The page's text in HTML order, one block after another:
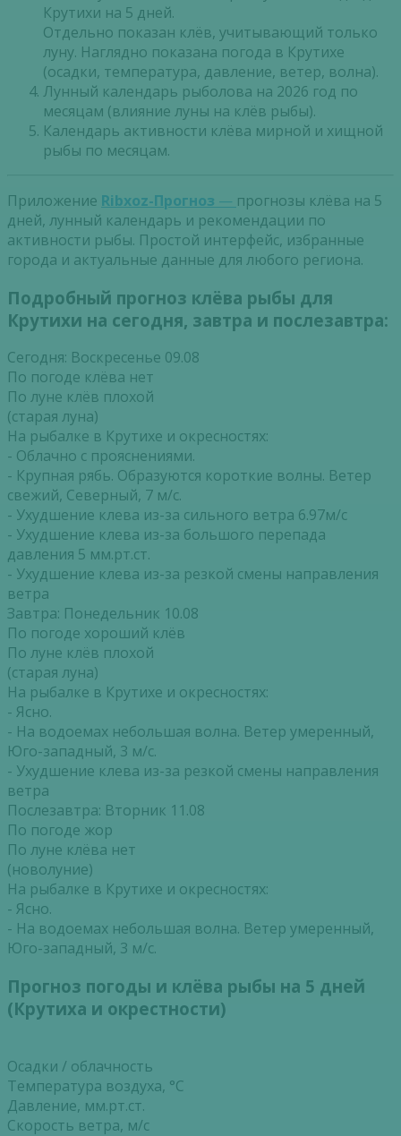
Крутихи на 5 дней.
Отдельно показан клёв, учитывающий только
луну. Наглядно показана погода в Крутихе
(осадки, температура, давление, ветер, волна).
Лунный календарь рыболова на 2026 год по
месяцам (влияние луны на клёв рыбы).
Календарь активности клёва мирной и хищной
рыбы по месяцам.
Приложение Ribxoz-Прогноз — прогнозы клёва на 5
дней, лунный календарь и рекомендации по
активности рыбы. Простой интерфейс, избранные
города и актуальные данные для любого региона.
Подробный прогноз клёва рыбы для
Крутихи на сегодня, завтра и послезавтра:
Сегодня: Воскресенье 09.08
По погоде клёва нет
По луне клёв плохой
(старая луна)
На рыбалке в Крутихе и окресностях:
- Облачно с прояснениями.
- Крупная рябь. Образуются короткие волны. Ветер
свежий, Северный, 7 м/с.
- Ухудшение клева из-за сильного ветра 6.97м/с
- Ухудшение клева из-за большого перепада
давления 5 мм.рт.ст.
- Ухудшение клева из-за резкой смены направления
ветра
Завтра: Понедельник 10.08
По погоде хороший клёв
По луне клёв плохой
(старая луна)
На рыбалке в Крутихе и окресностях:
- Ясно.
- На водоемах небольшая волна. Ветер умеренный,
Юго-западный, 3 м/с.
- Ухудшение клева из-за резкой смены направления
ветра
Послезавтра: Вторник 11.08
По погоде жор
По луне клёва нет
(новолуние)
На рыбалке в Крутихе и окресностях:
- Ясно.
- На водоемах небольшая волна. Ветер умеренный,
Юго-западный, 3 м/с.
Прогноз погоды и клёва рыбы на 5 дней
(Крутиха и окрестности)
Осадки / облачность
Температура воздуха, °С
Давление, мм.рт.ст.
Скорость ветра, м/с